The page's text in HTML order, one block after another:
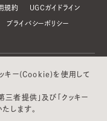
規約 UGCガイドライン
プライバシーポリシー
キー(Cookie)を使用して
者提供」及び「クッキー
します。